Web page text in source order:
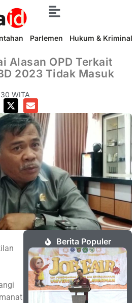
Parlemen Hukum & Kriminal
Alasan OPD Terkait
2023 Tidak Masuk
WITA
Berita Populer